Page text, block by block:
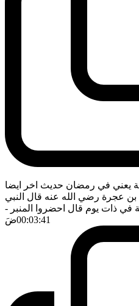
يعني في رمضان حديث اخر ايضا
عجرة رضي الله عنه قال النبي
في ذات يوم قال احضروا المنبر -
00:03:41ضَ